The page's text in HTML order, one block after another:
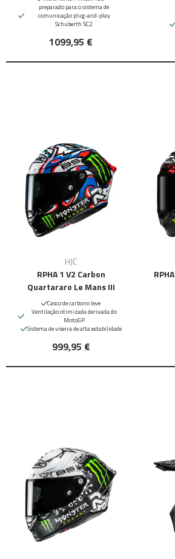
preparado para o sistema de
comunicação plug-and-play
Schuberth SC2
1099,95 €
HJC
RPHA 1 V2 Carbon
Quartararo Le Mans III
Casco de carbono leve
Ventilação otimizada derivada do
MotoGP
Sistema de viseira de alta estabilidade
999,95 €